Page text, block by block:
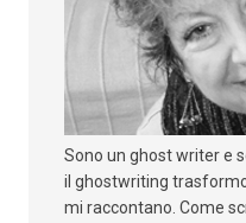
Sono un ghost writer e
il ghostwriting
mi raccontano. Come